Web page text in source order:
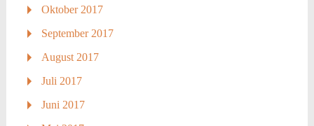
Oktober 2017
September 2017
August 2017
Juli 2017
Juni 2017